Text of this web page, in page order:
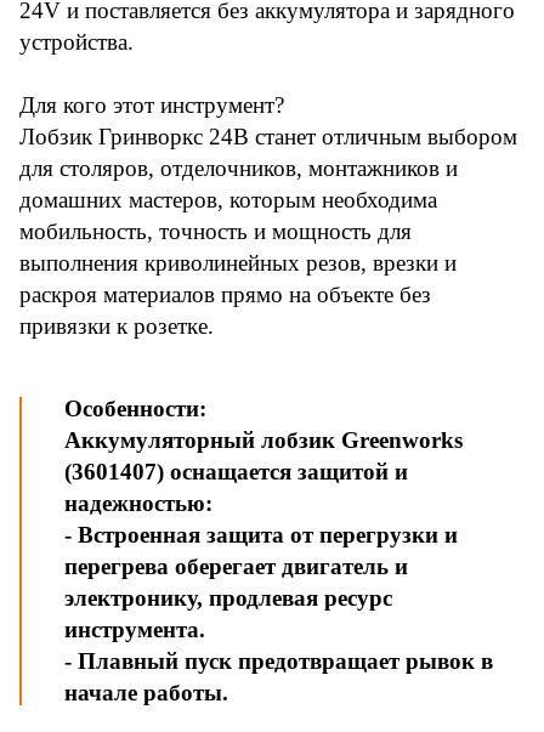
24V и поставляется без аккумулятора и зарядного
устройства.
Для кого этот инструмент?
Лобзик Гринворкс 24В станет отличным выбором
для столяров, отделочников, монтажников и
домашних мастеров, которым необходима
мобильность, точность и мощность для
выполнения криволинейных резов, врезки и
раскроя материалов прямо на объекте без
привязки к розетке.
Особенности:
Аккумуляторный лобзик Greenworks
(3601407) оснащается защитой и
надежностью:
- Встроенная защита от перегрузки и
перегрева оберегает двигатель и
электронику, продлевая ресурс
инструмента.
- Плавный пуск предотвращает рывок в
начале работы.